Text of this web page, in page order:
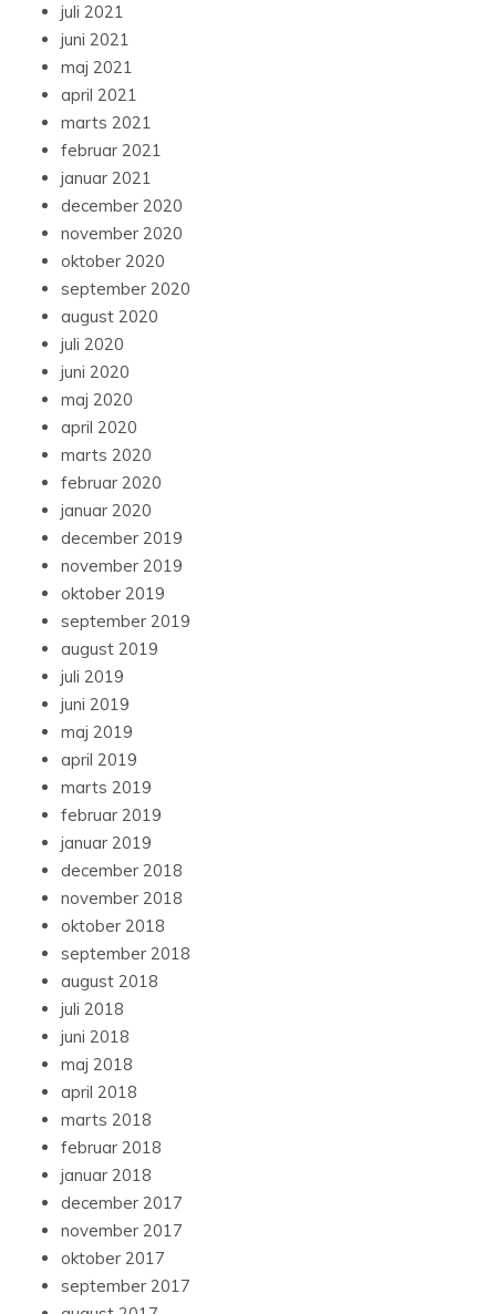
juli 2021
juni 2021
maj 2021
april 2021
marts 2021
februar 2021
januar 2021
december 2020
november 2020
oktober 2020
september 2020
august 2020
juli 2020
juni 2020
maj 2020
april 2020
marts 2020
februar 2020
januar 2020
december 2019
november 2019
oktober 2019
september 2019
august 2019
juli 2019
juni 2019
maj 2019
april 2019
marts 2019
februar 2019
januar 2019
december 2018
november 2018
oktober 2018
september 2018
august 2018
juli 2018
juni 2018
maj 2018
april 2018
marts 2018
februar 2018
januar 2018
december 2017
november 2017
oktober 2017
september 2017